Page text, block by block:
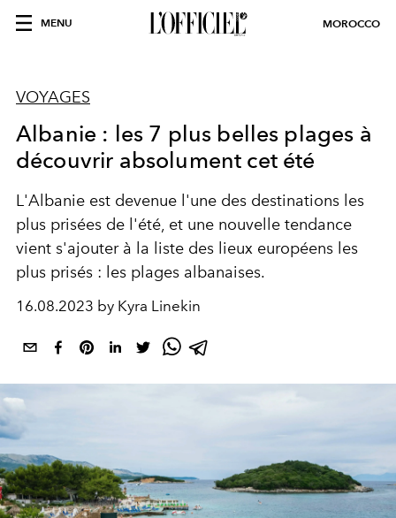
MENU MOROCCO
VOYAGES
Albanie : les 7 plus belles plages à
découvrir absolument cet été
L'Albanie est devenue l'une des destinations les
plus prisées de l'été, et une nouvelle tendance
vient s'ajouter à la liste des lieux européens les
plus prisés : les plages albanaises.
16.08.2023 by Kyra Linekin